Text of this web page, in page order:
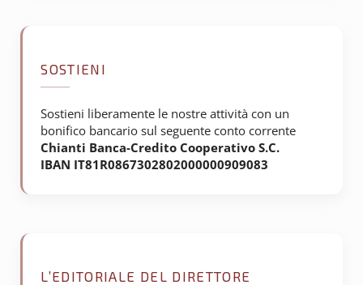
SOSTIENI
Sostieni liberamente le nostre attività con un
bonifico bancario sul seguente conto corrente
Chianti Banca-Credito Cooperativo S.C.
IBAN IT81R0867302802000000909083
L’EDITORIALE DEL DIRETTORE